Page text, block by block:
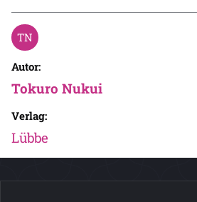
Autor:
Tokuro Nukui
Verlag:
Lübbe